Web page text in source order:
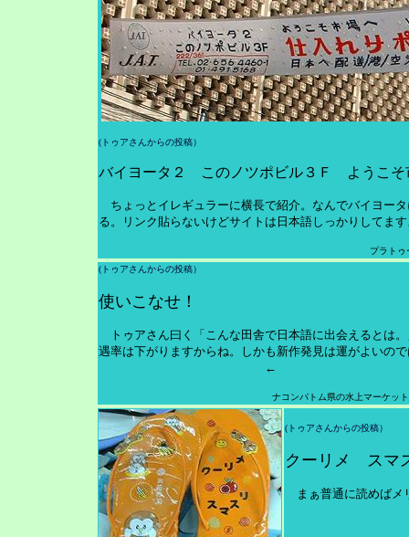
(トゥアさんからの投稿）
バイヨータ２ このノツポビル３Ｆ ようこ
ちょっとイレギュラーに横長で紹介。なんでバイヨー
る。リンク貼らないけどサイトは日本語しっかりしてま
プラトゥ
(トゥアさんからの投稿）
使いこなせ！
トゥアさん曰く「こんな田舎で日本語に出会えるとは
遇率は下がりますからね。しかも新作発見は運がよいの
←
ナコンパトム県の水上マーケッ
(トゥアさんからの投稿）
クーリメ スマ
まぁ普通に読めばメ